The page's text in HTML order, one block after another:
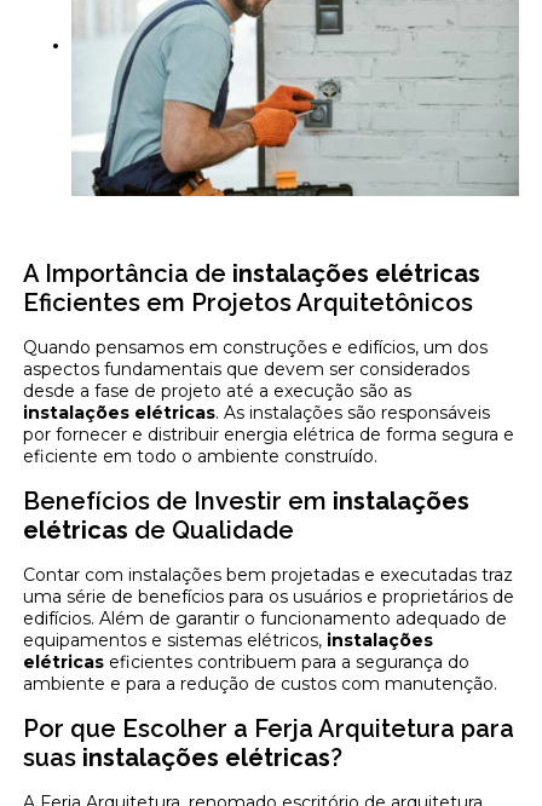
A Importância de instalações elétricas
Eficientes em Projetos Arquitetônicos
Quando pensamos em construções e edifícios, um dos
aspectos fundamentais que devem ser considerados
desde a fase de projeto até a execução são as
instalações elétricas. As instalações são responsáveis
por fornecer e distribuir energia elétrica de forma segura e
eficiente em todo o ambiente construído.
Benefícios de Investir em instalações
elétricas de Qualidade
Contar com instalações bem projetadas e executadas traz
uma série de benefícios para os usuários e proprietários de
edifícios. Além de garantir o funcionamento adequado de
equipamentos e sistemas elétricos, instalações
elétricas eficientes contribuem para a segurança do
ambiente e para a redução de custos com manutenção.
Por que Escolher a Ferja Arquitetura para
suas instalações elétricas?